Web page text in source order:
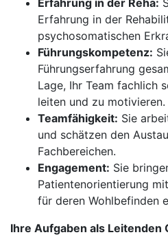
Erfahrung in der Reha:
Erfahrung in der
psychosomatischen
Führungskompetenz:
Führungserfahrung
Lage, Ihr Team fachlich
leiten und zu motivieren.
Teamfähigkeit: Sie
und schätzen den
Fachbereichen.
Engagement: Sie
Patientenorientierung
für deren Wohlbefinden
Ihre Aufgaben als